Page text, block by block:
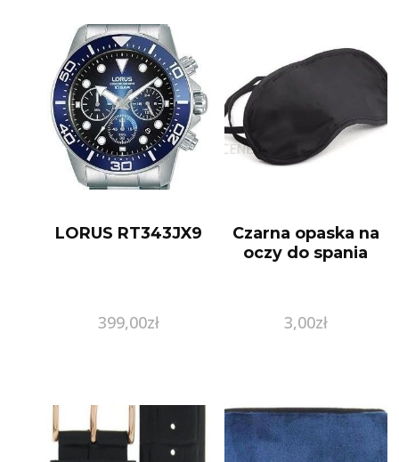
LORUS RT343JX9
399,00zł
Czarna opaska na
oczy do spania
3,00zł